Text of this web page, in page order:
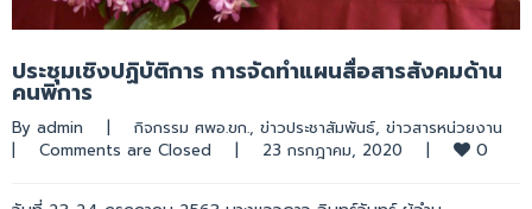
ประชุมเชิงปฏิบัติการ การจัดทำแผนสื่อสารสังคมด้าน
คนพิการ
By admin | กิจกรรม ศพอ.ขก., ข่าวประชาสัมพันธ์, ข่าวสารหน่วยงาน
|
Comments are Closed | 23 กรกฎาคม, 2020 | 0